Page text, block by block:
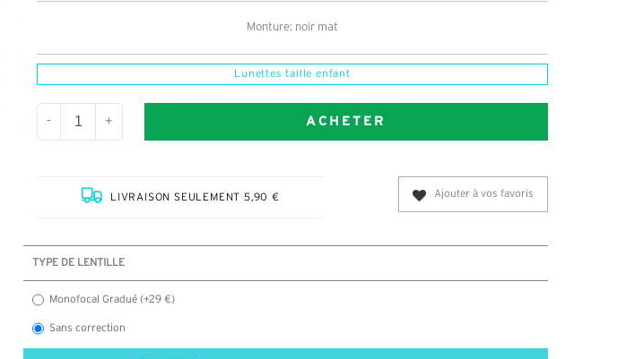
Monture: noir mat
Lunettes taille enfant
- + ACHETER
LIVRAISON SEULEMENT 5,90 € Ajouter à vos favoris
TYPE DE LENTILLE
Monofocal Gradué (+29 €)
Sans correction